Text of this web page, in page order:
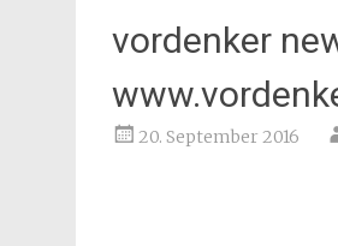
vordenker
20. September 2016